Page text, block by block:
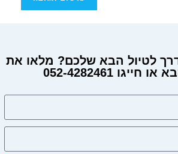
מורה דרך?
לטיול הבא שלכם? מלאו את
052-4282461